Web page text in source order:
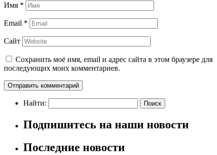
Имя *
Email *
Сайт
Сохранить моё имя, email и адрес сайта в этом браузере для
последующих моих комментариев.
Найти:
Подпишитесь на наши новости
Последние новости